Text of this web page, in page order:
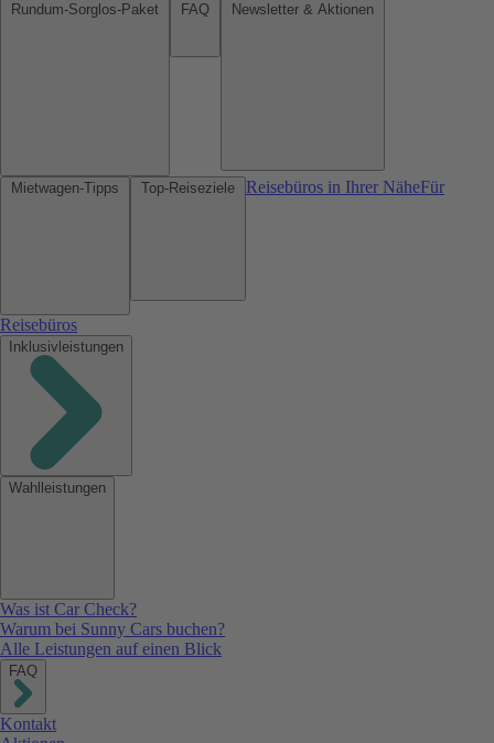
Reisebüros in Ihrer NäheFür
Reisebüros
Inklusivleistungen
Wahlleistungen
Was ist Car Check?
Warum bei Sunny Cars buchen?
Alle Leistungen auf einen Blick
FAQ
Kontakt